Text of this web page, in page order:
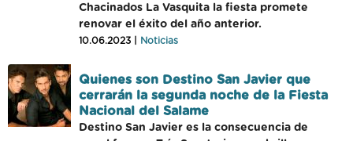
Chacinados La Vasquita la fiesta promete
renovar el éxito del año anterior.
10.06.2023 | Noticias
Quienes son Destino San Javier que
cerrarán la segunda noche de la Fiesta
Nacional del Salame
Destino San Javier es la consecuencia de